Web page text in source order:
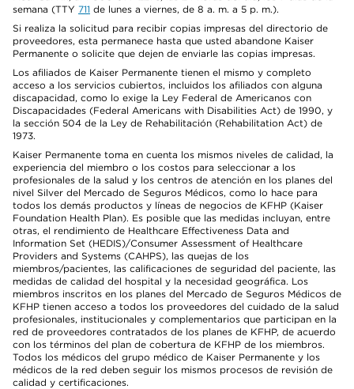
semana (TTY 711 de lunes a viernes, de 8 a. m. a 5 p. m.).
Si realiza la solicitud para recibir copias impresas del directorio de
proveedores, esta permanece hasta que usted abandone Kaiser
Permanente o solicite que dejen de enviarle las copias impresas.
Los afiliados de Kaiser Permanente tienen el mismo y completo
acceso a los servicios cubiertos, incluidos los afiliados con alguna
discapacidad, como lo exige la Ley Federal de Americanos con
Discapacidades (Federal Americans with Disabilities Act) de 1990, y
la sección 504 de la Ley de Rehabilitación (Rehabilitation Act) de
1973.
Kaiser Permanente toma en cuenta los mismos niveles de calidad, la
experiencia del miembro o los costos para seleccionar a los
profesionales de la salud y los centros de atención en los planes del
nivel Silver del Mercado de Seguros Médicos, como lo hace para
todos los demás productos y líneas de negocios de KFHP (Kaiser
Foundation Health Plan). Es posible que las medidas incluyan, entre
otras, el rendimiento de Healthcare Effectiveness Data and
Information Set (HEDIS)/Consumer Assessment of Healthcare
Providers and Systems (CAHPS), las quejas de los
miembros/pacientes, las calificaciones de seguridad del paciente, las
medidas de calidad del hospital y la necesidad geográfica. Los
miembros inscritos en los planes del Mercado de Seguros Médicos de
KFHP tienen acceso a todos los proveedores del cuidado de la salud
profesionales, institucionales y complementarios que participan en la
red de proveedores contratados de los planes de KFHP, de acuerdo
con los términos del plan de cobertura de KFHP de los miembros.
Todos los médicos del grupo médico de Kaiser Permanente y los
médicos de la red deben seguir los mismos procesos de revisión de
calidad y certificaciones.